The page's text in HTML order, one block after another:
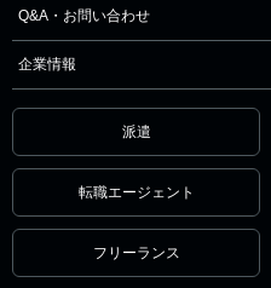
Q&A・お問い合わせ
企業情報
派遣
転職エージェント
フリーランス